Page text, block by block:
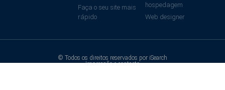
Faça o seu site mais
rápido
hospedagem
Web designer
© Todos os direitos reservados por iSearch
Impressão e contacto